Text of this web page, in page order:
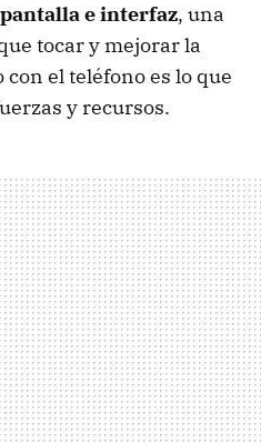
pantalla e interfaz, una
tocar y mejorar la
el teléfono es lo que
y recursos.